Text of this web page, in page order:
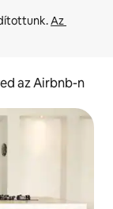
Az
az Airbnb-n